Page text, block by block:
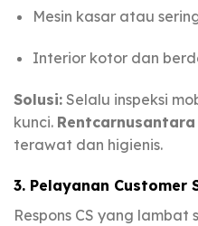
Mesin kasar atau
Interior kotor dan
Solusi: Selalu inspeksi
kunci. Rentcarnusantara
terawat dan higienis.
3. Pelayanan Customer
Respons CS yang lambat